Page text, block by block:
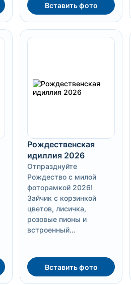
Вставить фото
Рождественская
идиллия 2026
Отпразднуйте
Рождество с милой
фоторамкой 2026!
Зайчик с корзинкой
цветов, лисичка,
розовые пионы и
встроенный...
Вставить фото